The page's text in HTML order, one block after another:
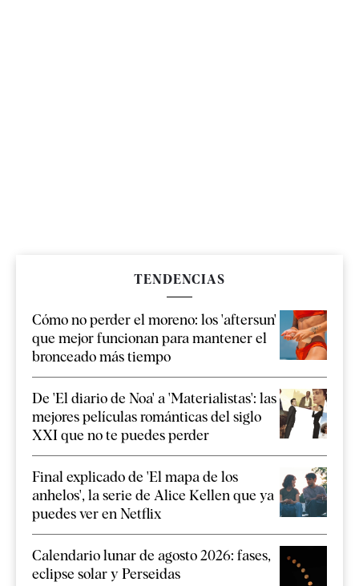
TENDENCIAS
Cómo no perder el moreno: los 'aftersun'
que mejor funcionan para mantener el
bronceado más tiempo
De 'El diario de Noa' a 'Materialistas': las
mejores películas románticas del siglo
XXI que no te puedes perder
Final explicado de 'El mapa de los
anhelos', la serie de Alice Kellen que ya
puedes ver en Netflix
Calendario lunar de agosto 2026: fases,
eclipse solar y Perseidas